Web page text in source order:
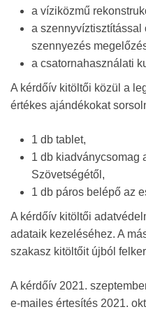
a víziközmű
a szennyvíztisztítással
szennyezés
a csatornahasználati
A kérdőív kitöltői közül a
értékes ajándékokat
1 db tablet,
1 db kiadványcsomag
Szövetségétől,
1 db páros belépő az
A kérdőív kitöltői
adataik kezeléséhez. A
szakasz kitöltőit újból
A kérdőív 2021.
e-mailes értesítés 2021.